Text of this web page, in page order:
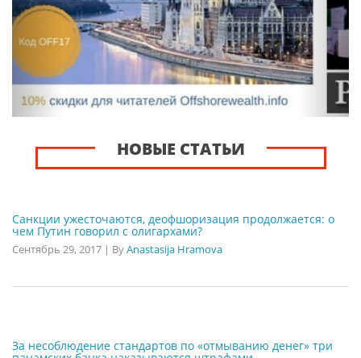
НОВЫЕ СТАТЬИ
Санкции ужесточаются, деофшоризация продолжается: о
чем Путин говорил с олигархами?
Сентябрь 29, 2017 | ByAnastasija Hramova
За несоблюдение стандартов по «отмыванию денег» три